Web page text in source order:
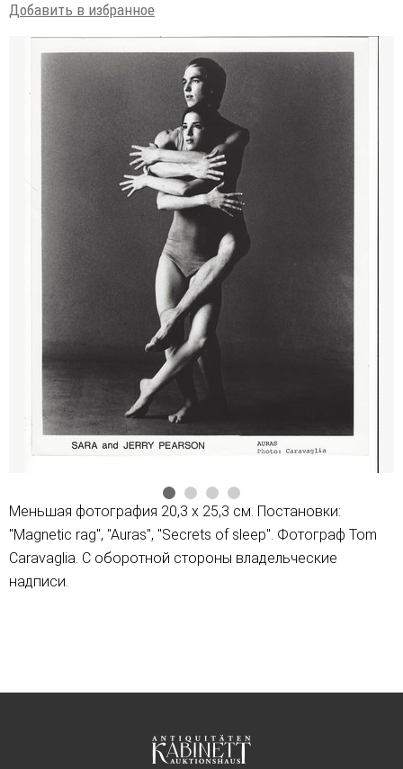
Добавить в избранное
Меньшая фотография 20,3 х 25,3 см. Постановки:
"Magnetic rag", "Auras", "Secrets of sleep". Фотограф Tom
Caravaglia. С оборотной стороны владельческие
надписи.